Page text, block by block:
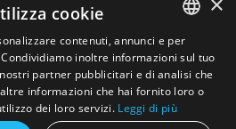
Moro Sistemi di Energia S.p.A. -
Sociale € 3.062.935,50 - Web
ITALIAN
ENGLISH
cookie
contenuti, annunci e per
inoltre informazioni sul tuo
partner pubblicitari e di analisi che
informazioni che hai fornito loro o
dei loro servizi. Leggi di più